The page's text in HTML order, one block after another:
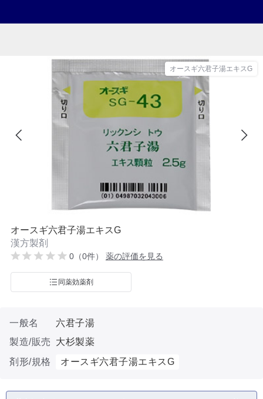
オースギ六君子湯エキスG
オースギ六君子湯エキスG
漢方製剤
0（0件） 薬の評価を見る
同薬効薬剤
一般名
六君子湯
製造/販売
大杉製薬
剤形/規格
オースギ六君子湯エキスG